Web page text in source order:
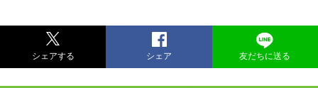
シェアする シェア 友だちに送る